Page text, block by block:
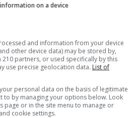
on a device
and information from your device
other device data) may be stored by,
210 partners, or used specifically by this
use precise geolocation data. List of
personal data on the basis of legitimate
to by managing your options below. Look
page or in the site menu to manage or
cookie settings.